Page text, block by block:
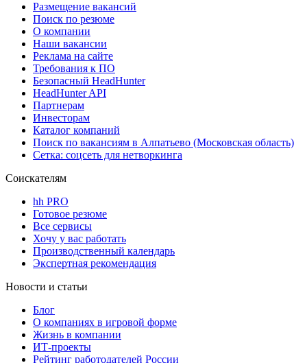
Размещение вакансий
Поиск по резюме
О компании
Наши вакансии
Реклама на сайте
Требования к ПО
Безопасный HeadHunter
HeadHunter API
Партнерам
Инвесторам
Каталог компаний
Поиск по вакансиям в Алпатьево (Московская область)
Сетка: соцсеть для нетворкинга
Соискателям
hh PRO
Готовое резюме
Все сервисы
Хочу у вас работать
Производственный календарь
Экспертная рекомендация
Новости и статьи
Блог
О компаниях в игровой форме
Жизнь в компании
ИТ-проекты
Рейтинг работодателей России